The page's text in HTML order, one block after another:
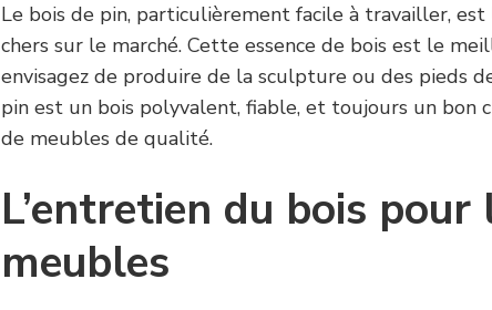
Le bois de pin, particulièrement facile à travailler, est
chers sur le marché. Cette essence de bois est le
envisagez de produire de la sculpture ou des pieds
pin est un bois polyvalent, fiable, et toujours un bon
de meubles de qualité.
L’entretien du bois pour
meubles